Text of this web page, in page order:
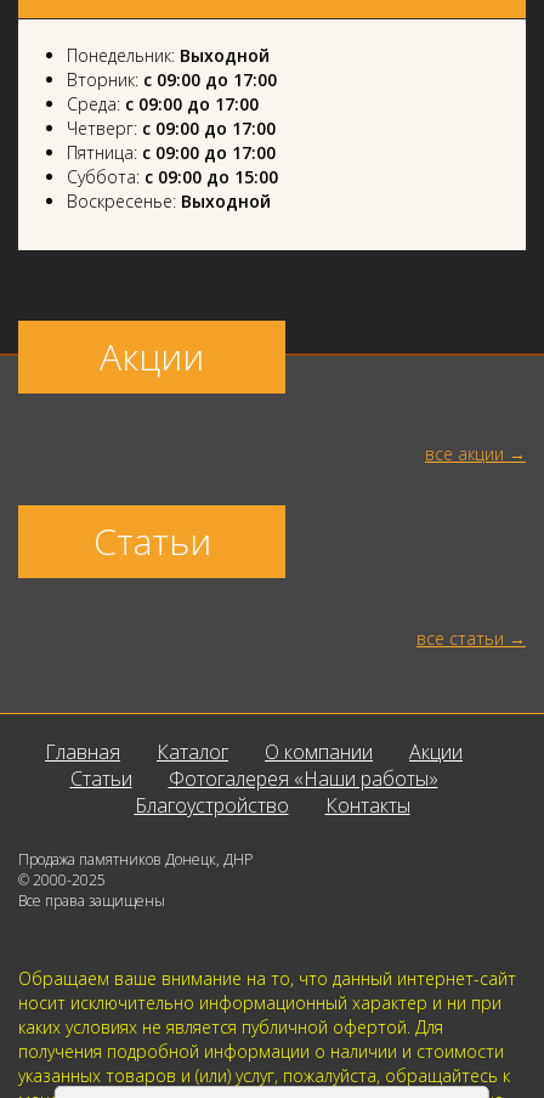
Понедельник: Выходной
Вторник: с 09:00 до 17:00
Среда: с 09:00 до 17:00
Четверг: с 09:00 до 17:00
Пятница: с 09:00 до 17:00
Суббота: с 09:00 до 15:00
Воскресенье: Выходной
Акции
все акции
Статьи
все статьи
Главная Каталог О компании
Акции
Статьи
Фотогалерея «Наши работы»
Благоустройство
Контакты
Продажа памятников Донецк, ДНР
© 2000-2025
Все права защищены
Обращаем ваше внимание на то, что данный интернет-сайт
носит исключительно информационный характер и ни при
каких условиях не является публичной офертой. Для
получения подробной информации о наличии и стоимости
указанных товаров и (или) услуг, пожалуйста, обращайтесь к